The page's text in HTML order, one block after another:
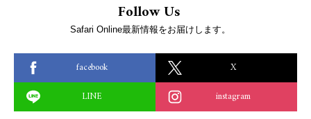
Follow Us
Safari Online最新情報をお届けします。
facebook
X
LINE
instagram